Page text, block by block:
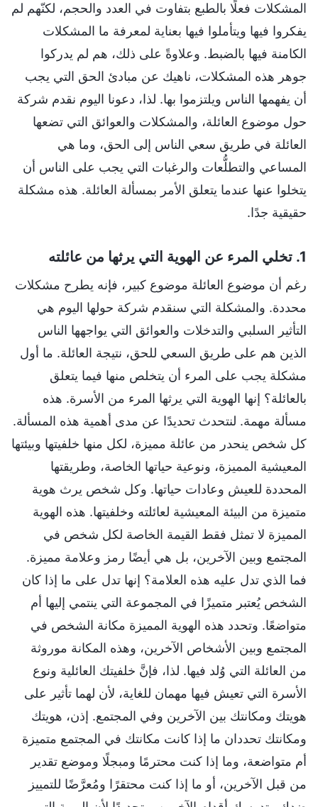
المشكلات فعلًا بالطبع بتفاوت في العدد والحجم، لكنّهم لم
يفكروا فيها ويتأملوا فيها بعناية لمعرفة ما المشكلات
الكامنة فيها بالضبط. وعلاوةً على ذلك، هم لم يدركوا
جوهر هذه المشكلات، ناهيك عن مبادئ الحق التي يجب
أن يفهمها الناس ويلتزموا بها. لذا، دعونا اليوم نقدم شركة
حول موضوع العائلة، والمشكلات والعوائق التي تضعها
العائلة في طريق سعي الناس إلى الحق، وما هي
المساعي والتطلُّعات والرغبات التي يجب على الناس أن
يتخلوا عنها عندما يتعلق الأمر بمسألة العائلة. هذه مشكلة
حقيقية جدًا.
1. تخلي المرء عن الهوية التي يرثها من عائلته
رغم أن موضوع العائلة موضوع كبير، فإنه يطرح مشكلات
محددة. والمشكلة التي سنقدم شركة حولها اليوم هي
التأثير السلبي والتدخلات والعوائق التي يواجهها الناس
الذين هم على طريق السعي للحق، نتيجة العائلة. ما أول
مشكلة يجب على المرء أن يتخلص منها فيما يتعلق
بالعائلة؟ إنها الهوية التي يرثها المرء من الأسرة. هذه
مسألة مهمة. لنتحدث تحديدًا عن مدى أهمية هذه المسألة.
كل شخص ينحدر من عائلة مميزة، لكل منها خلفيتها وبيئتها
المعيشية المميزة، ونوعية حياتها الخاصة، وطريقتها
المحددة للعيش وعادات حياتها. وكل شخص يرث هوية
متميزة من البيئة المعيشية لعائلته وخلفيتها. هذه الهوية
المميزة لا تمثل فقط القيمة الخاصة لكل شخص في
المجتمع وبين الآخرين، بل هي أيضًا رمز وعلامة مميزة.
فما الذي تدل عليه هذه العلامة؟ إنها تدل على ما إذا كان
الشخص يُعتبر متميزًا في المجموعة التي ينتمي إليها أم
متواضعًا. وتحدد هذه الهوية المميزة مكانة الشخص في
المجتمع وبين الأشخاص الآخرين، وهذه المكانة موروثة
من العائلة التي وُلد فيها. لذا، فإنَّ خلفيتك العائلية ونوع
الأسرة التي تعيش فيها مهمان للغاية، لأن لهما تأثير على
هويتك ومكانتك بين الآخرين وفي المجتمع. إذن، هويتك
ومكانتك تحددان ما إذا كانت مكانتك في المجتمع متميزة
أم متواضعة، وما إذا كنت محترمًا ومبجلًا وموضع تقدير
من قبل الآخرين، أو ما إذا كنت محتقرًا ومُعرَّضًا للتمييز